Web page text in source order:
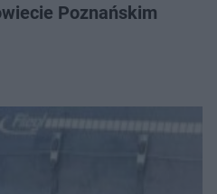
Poznańskim